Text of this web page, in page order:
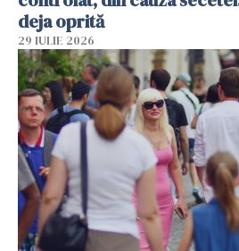
deja oprită
29 IULIE 2026